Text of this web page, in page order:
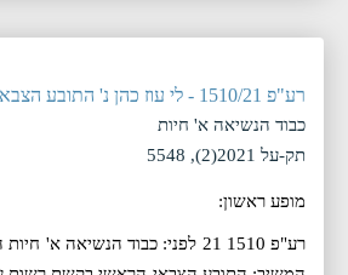
רע"פ 1510/21 - לי עוז כהן נ' התובע הצבאי הראשי
כבוד הנשיאה א' חיות
תק-על 2021(2), 5548
מופע ראשון:
רע"פ 1510 21 לפני: כבוד הנשיאה א' חיות המבקש: לי